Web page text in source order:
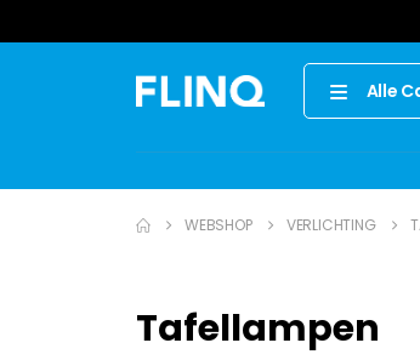
Alle
WEBSHOP VERLICHTING
Tafellampen